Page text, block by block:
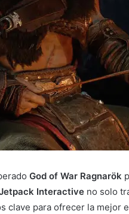
God of War Ragnarök
Interactive no solo
clave para ofrecer la mejor